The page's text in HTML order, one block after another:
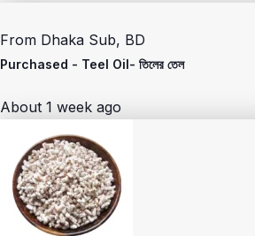
From Dhaka Sub, BD
Purchased - Teel Oil- তিলের তেল
About 1 week ago